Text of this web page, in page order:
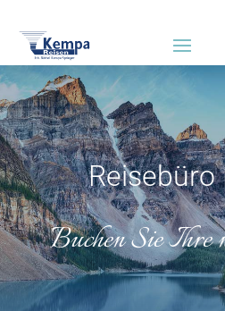
Reisebüro
Buchen Sie Ihre